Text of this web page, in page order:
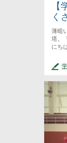
く
薄暗
塔。
にち